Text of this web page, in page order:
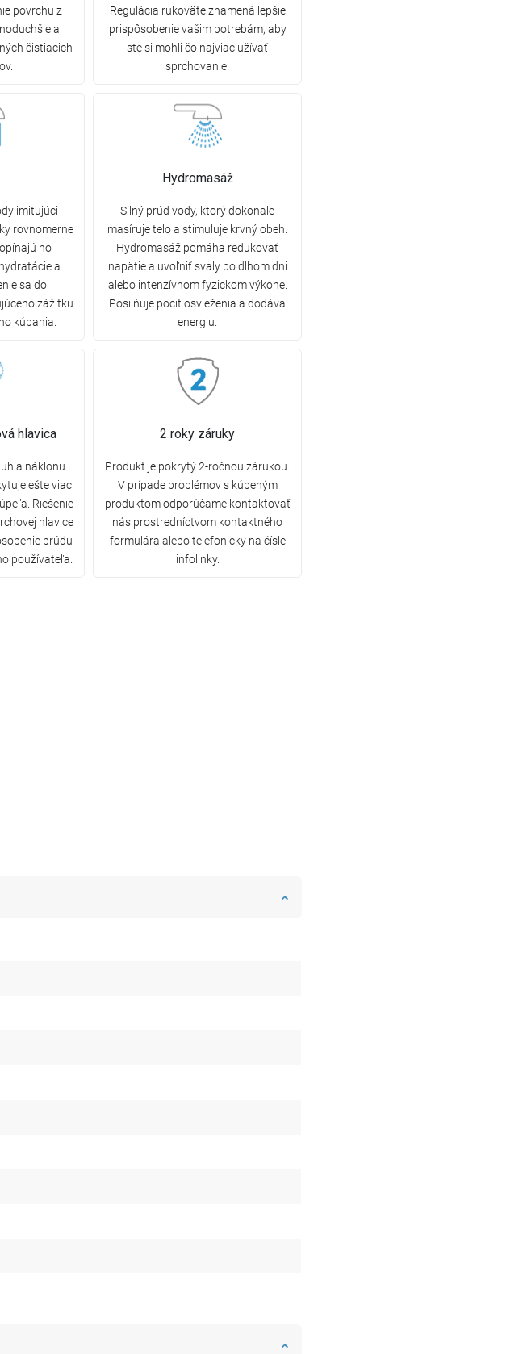
povrchu z
a
čistiacich
Regulácia rukoväte znamená lepšie
prispôsobenie vašim potrebám, aby
ste si mohli čo najviac užívať
sprchovanie.
imitujúci
rovnomerne
ho
a
sa do
zážitku
kúpania.
Hydromasáž
Silný prúd vody, ktorý dokonale
masíruje telo a stimuluje krvný obeh.
Hydromasáž pomáha redukovať
napätie a uvoľniť svaly po dlhom dni
alebo intenzívnom fyzickom výkone.
Posilňuje pocit osvieženia a dodáva
energiu.
hlavica
náklonu
ešte viac
Riešenie
hlavice
prúdu
používateľa.
2 roky záruky
Produkt je pokrytý 2-ročnou zárukou.
V prípade problémov s kúpeným
produktom odporúčame kontaktovať
nás prostredníctvom kontaktného
formulára alebo telefonicky na čísle
infolinky.